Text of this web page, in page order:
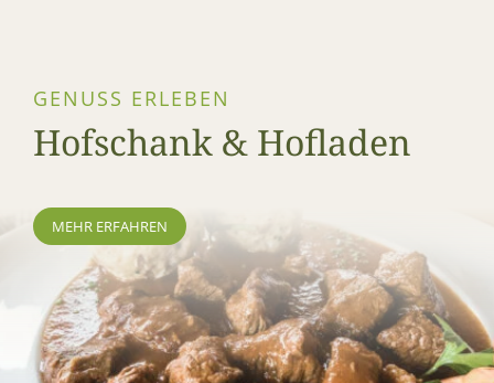
GENUSS ERLEBEN
Hofschank & Hofladen
MEHR ERFAHREN